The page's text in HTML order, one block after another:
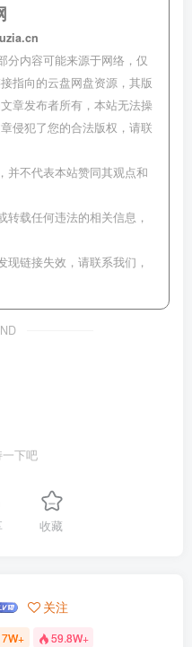
分内容可能来源于网络，仅
指向的云盘网盘资源，其版
章发布者所有，本站无法操
侵犯了您的合法版权，请联
并不代表本站赞同其观点和
载任何违法的相关信息，
链接失效，请联系我们，
下吧
收藏
关注
7W+ 59.8W+